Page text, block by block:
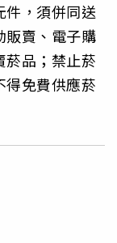
件，須併同送
販賣、電子購
菸品；禁止菸
得免費供應菸